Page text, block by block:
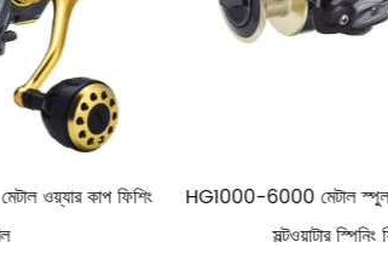
HG1000-6000 মেটাল স্পুল রিল ফিশিং স্পিনিং রিল